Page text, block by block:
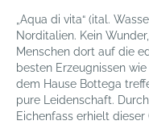
„Aqua di vita“ (ital.
Norditalien. Kein
Menschen dort auf die
besten Erzeugnissen
dem Hause Bottega
pure Leidenschaft.
Eichenfass erhielt